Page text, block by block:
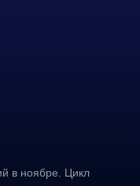
в ноябре. Цикл